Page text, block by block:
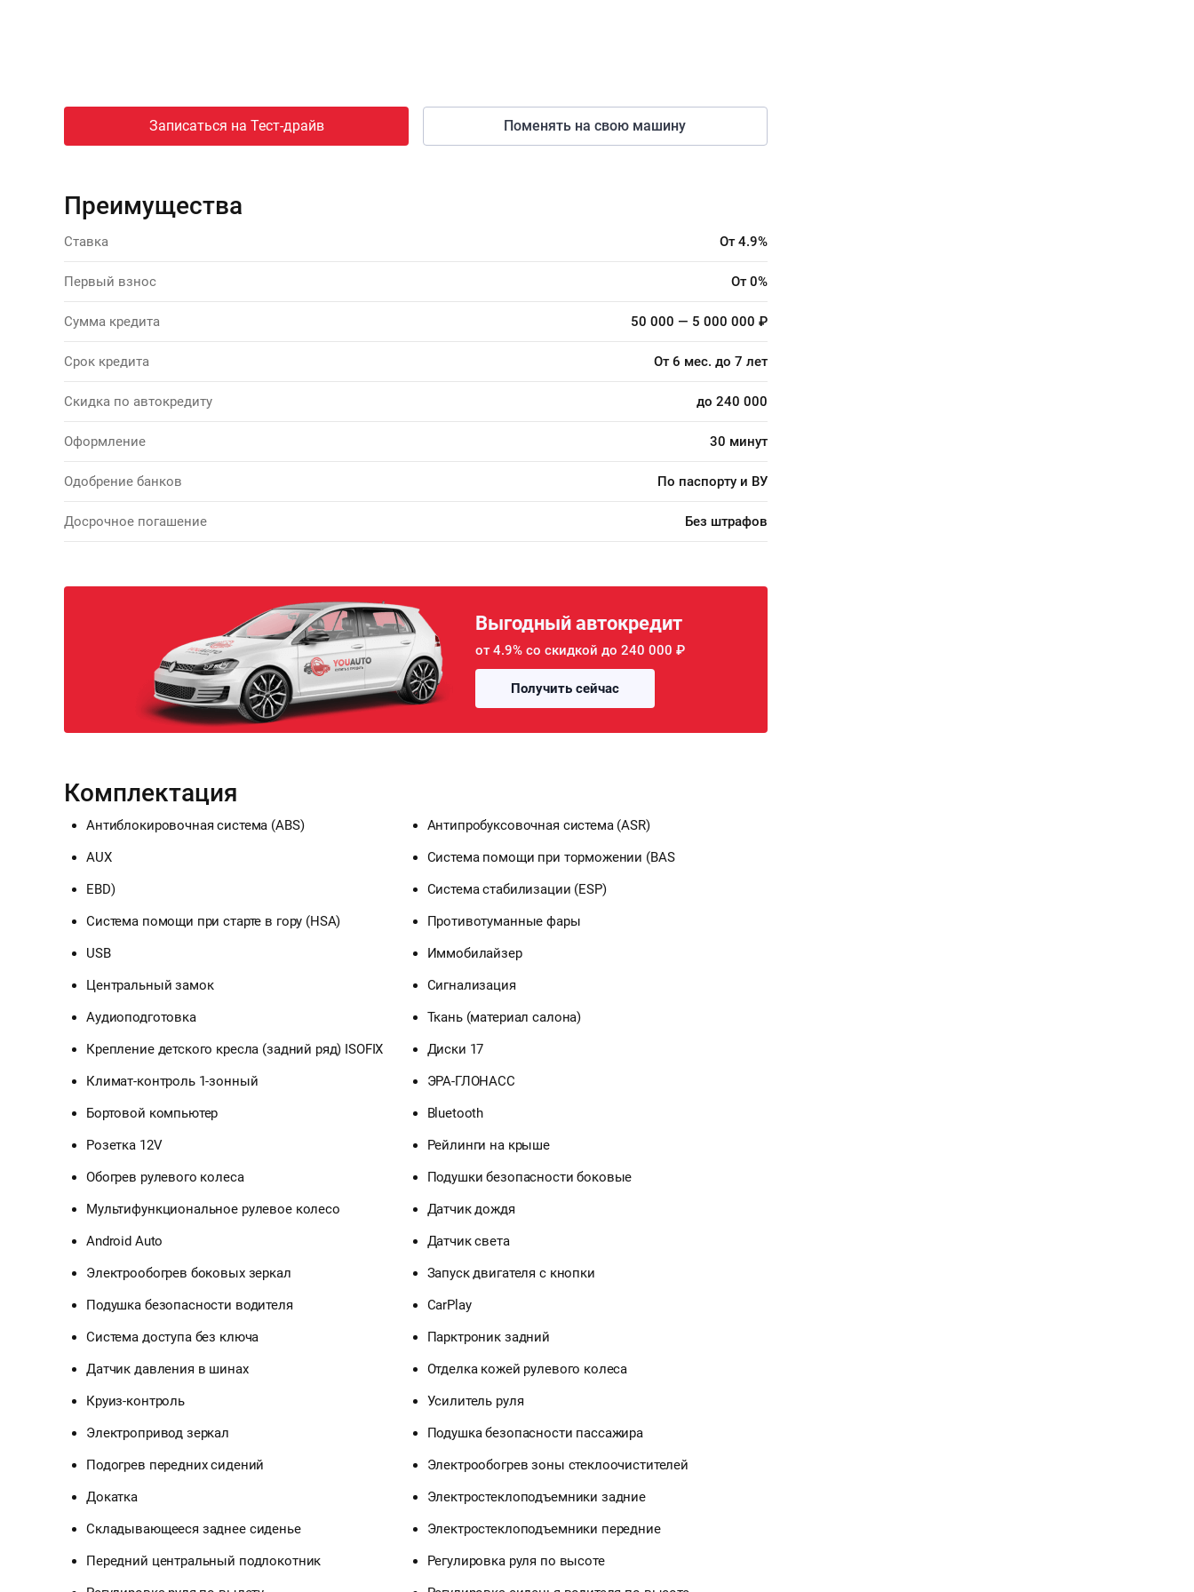
Записаться на Тест-драйв Поменять на свою машину
Преимущества
Ставка От 4.9%
Первый взнос От 0%
Сумма кредита 50 000 — 5 000 000 ₽
Срок кредита От 6 мес. до 7 лет
Скидка по автокредиту до 240 000
Оформление 30 минут
Одобрение банков По паспорту и ВУ
Досрочное погашение Без штрафов
Выгодный автокредит
от 4.9% со скидкой до 240 000 ₽
Получить сейчас
Комплектация
Антиблокировочная система (ABS)
Антипробуксовочная система (ASR)
AUX
Система помощи при торможении (BAS
EBD)
Система стабилизации (ESP)
Система помощи при старте в гору (HSA)
Противотуманные фары
USB
Иммобилайзер
Центральный замок
Сигнализация
Аудиоподготовка
Ткань (материал салона)
Крепление детского кресла (задний ряд) ISOFIX
Диски 17
Климат-контроль 1-зонный
ЭРА-ГЛОНАСС
Бортовой компьютер
Bluetooth
Розетка 12V
Рейлинги на крыше
Обогрев рулевого колеса
Подушки безопасности боковые
Мультифункциональное рулевое колесо
Датчик дождя
Android Auto
Датчик света
Электрообогрев боковых зеркал
Запуск двигателя с кнопки
Подушка безопасности водителя
CarPlay
Система доступа без ключа
Парктроник задний
Датчик давления в шинах
Отделка кожей рулевого колеса
Круиз-контроль
Усилитель руля
Электропривод зеркал
Подушка безопасности пассажира
Подогрев передних сидений
Электрообогрев зоны стеклоочистителей
Докатка
Электростеклоподъемники задние
Складывающееся заднее сиденье
Электростеклоподъемники передние
Передний центральный подлокотник
Регулировка руля по высоте